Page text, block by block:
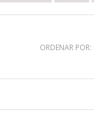
ORDENAR POR: